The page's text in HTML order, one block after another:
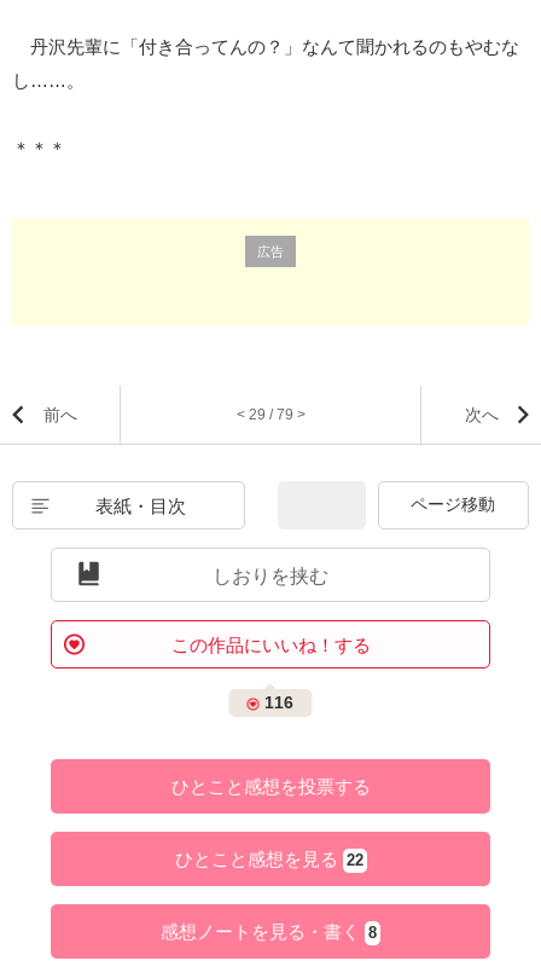
丹沢先輩に「付き合ってんの？」なんて聞かれるのもやむな
し……。
＊＊＊
広告
前へ < 29 / 79 > 次へ
表紙・目次
しおりを挟む
この作品にいいね！する
116
ひとこと感想を投票する
ひとこと感想を見る 22
感想ノートを見る・書く 8